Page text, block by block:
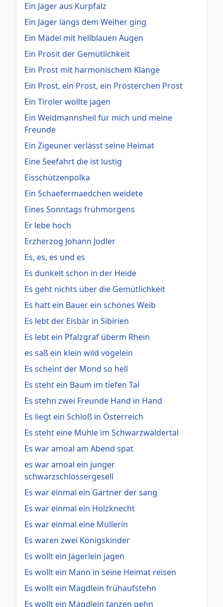
Ein Jäger aus Kurpfalz
Ein Jäger längs dem Weiher ging
Ein Mädel mit hellblauen Augen
Ein Prosit der Gemütlichkeit
Ein Prost mit harmonischem Klange
Ein Prost, ein Prost, ein Prösterchen Prost
Ein Tiroler wollte jagen
Ein Weidmannsheil für mich und meine
Freunde
Ein Zigeuner verlässt seine Heimat
Eine Seefahrt die ist lustig
Eisschützenpolka
Ein Schaefermaedchen weidete
Eines Sonntags frühmorgens
Er lebe hoch
Erzherzog Johann Jodler
Es, es, es und es
Es dunkelt schon in der Heide
Es geht nichts über die Gemütlichkeit
Es hatt ein Bauer ein schönes Weib
Es lebt der Eisbär in Sibirien
Es lebt ein Pfalzgraf überm Rhein
es saß ein klein wild vögelein
Es scheint der Mond so hell
Es steht ein Baum im tiefen Tal
Es stehn zwei Freunde Hand in Hand
Es liegt ein Schloß in Österreich
Es steht eine Mühle im Schwarzwäldertal
Es war amoal am Abend spat
es war amoal ein junger
schwarzschlossergesell
Es war einmal ein Gärtner der sang
Es war einmal ein Holzknecht
Es war einmal eine Müllerin
Es waren zwei Königskinder
Es wollt ein Jägerlein jagen
Es wollt ein Mann in seine Heimat reisen
Es wollt ein Mägdlein frühaufstehn
Es wollt ein Mägdlein tanzen gehn